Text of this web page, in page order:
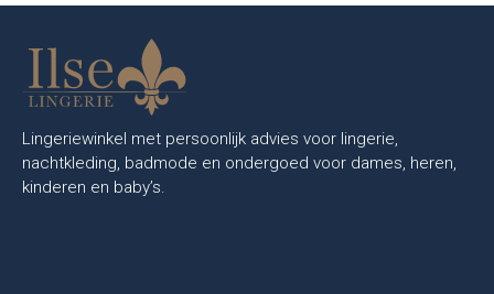
Lingeriewinkel met persoonlijk advies voor lingerie,
nachtkleding, badmode en ondergoed voor dames, heren,
kinderen en baby’s.